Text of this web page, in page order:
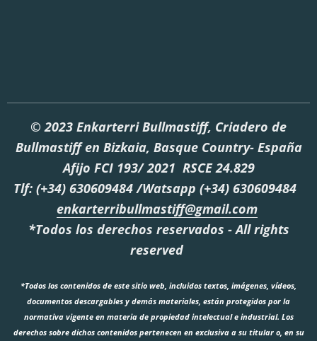
© 2023 Enkarterri Bullmastiff, Criadero de
Bullmastiff en Bizkaia, Basque Country- España
Afijo FCI 193/ 2021 RSCE 24.829
Tlf: (+34) 630609484 /Watsapp (+34) 630609484
enkarterribullmastiff@gmail.com
*Todos los derechos reservados - All rights
reserved
*Todos los contenidos de este sitio web, incluidos textos, imágenes, vídeos,
documentos descargables y demás materiales, están protegidos por la
normativa vigente en materia de propiedad intelectual e industrial. Los
derechos sobre dichos contenidos pertenecen en exclusiva a su titular o, en su